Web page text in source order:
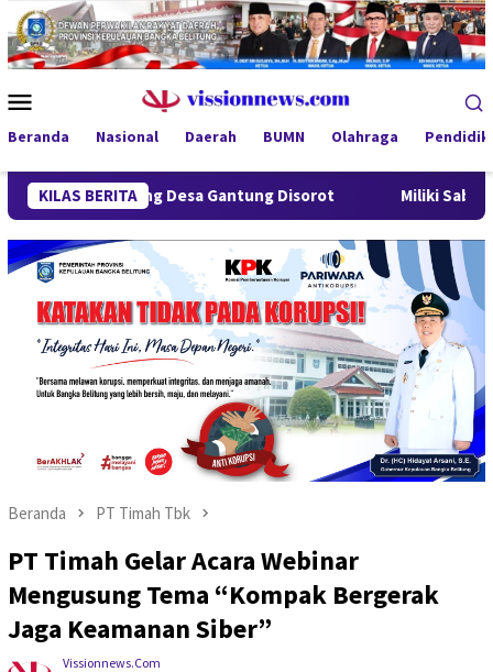
Loncat
ke
konten
Mobile
Beranda Nasional Daerah BUMN Olahraga
KILAS BERITA
Desa Gantung Disorot Miliki Sabu 50 Gram, IRT
Beranda PT Timah Tbk
PT Timah Gelar Acara Webinar
Mengusung Tema “Kompak Bergerak
Jaga Keamanan Siber”
Vissionnews.com